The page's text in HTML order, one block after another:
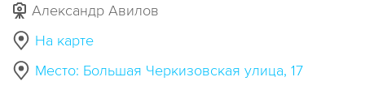
Александр Авилов
На карте
Место: Большая Черкизовская улица, 17